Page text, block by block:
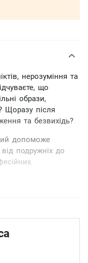
нерозуміння та
що
образи,
Щоразу після
та безвихідь?
допоможе
подружніх до
та
стосунків